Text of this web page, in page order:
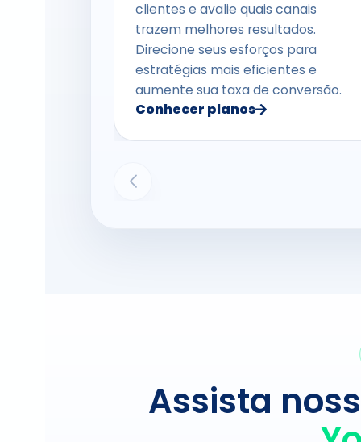
clientes e avalie quais canais
trazem melhores resultados.
Direcione seus esforços para
estratégias mais eficientes e
aumente sua taxa de conversão.
Conhecer planos
Assista